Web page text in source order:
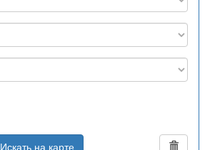
Искать на карте